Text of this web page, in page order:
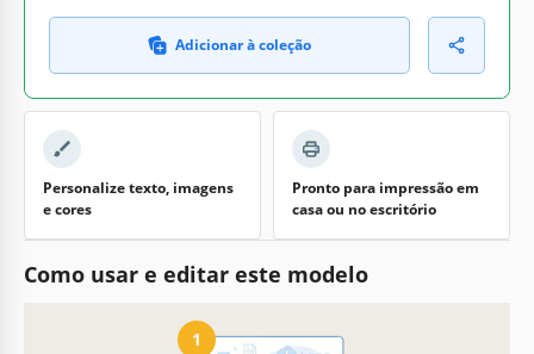
Adicionar à coleção
Personalize texto, imagens
e cores
Pronto para impressão em
casa ou no escritório
Como usar e editar este modelo
1